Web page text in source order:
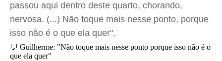
passou aqui dentro deste quarto, chorando,
nervosa. (...) Não toque mais nesse ponto, porque
isso não é o que ela quer".
💬 Guilherme: "Não toque mais nesse ponto porque isso não é o
que ela quer"